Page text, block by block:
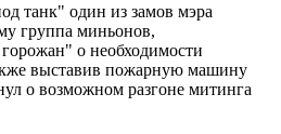
танк" один из замов мэра
группа миньонов,
о необходимости
выставив пожарную машину
о возможном разгоне митинга